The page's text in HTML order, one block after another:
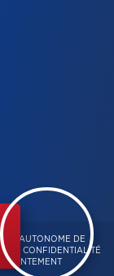
ET AUTONOME DE
DE CONFIDENTIALITÉ